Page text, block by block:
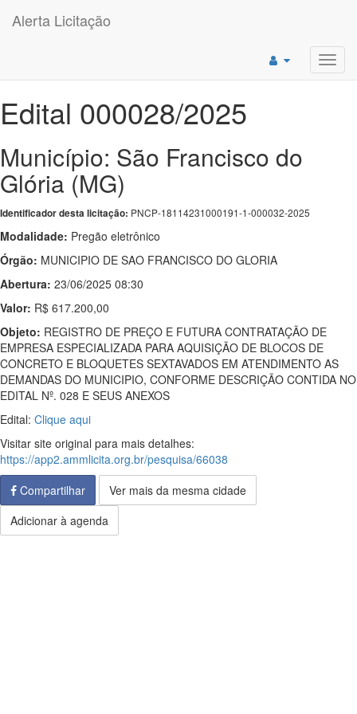
Alerta Licitação
Edital 000028/2025
Município: São Francisco do
Glória (MG)
Identificador desta licitação: PNCP-18114231000191-1-000032-2025
Modalidade: Pregão eletrônico
Órgão: MUNICIPIO DE SAO FRANCISCO DO GLORIA
Abertura: 23/06/2025 08:30
Valor: R$ 617.200,00
Objeto: REGISTRO DE PREÇO E FUTURA CONTRATAÇÃO DE
EMPRESA ESPECIALIZADA PARA AQUISIÇÃO DE BLOCOS DE
CONCRETO E BLOQUETES SEXTAVADOS EM ATENDIMENTO AS
DEMANDAS DO MUNICIPIO, CONFORME DESCRIÇÃO CONTIDA NO
EDITAL Nº. 028 E SEUS ANEXOS
Edital: Clique aqui
Visitar site original para mais detalhes:
https://app2.ammlicita.org.br/pesquisa/66038
Compartilhar
Ver mais da mesma cidade
Adicionar à agenda